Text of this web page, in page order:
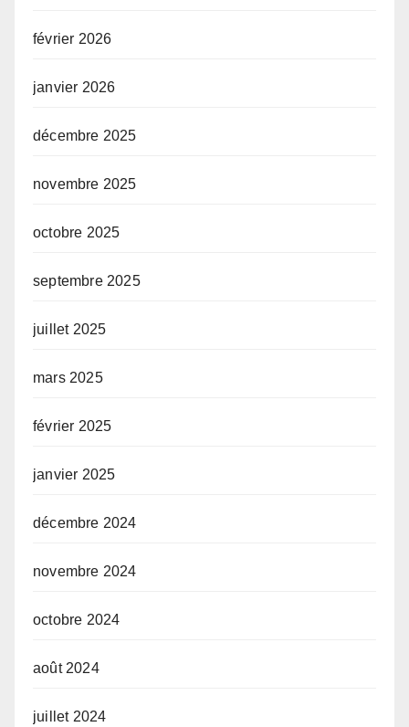
février 2026
janvier 2026
décembre 2025
novembre 2025
octobre 2025
septembre 2025
juillet 2025
mars 2025
février 2025
janvier 2025
décembre 2024
novembre 2024
octobre 2024
août 2024
juillet 2024